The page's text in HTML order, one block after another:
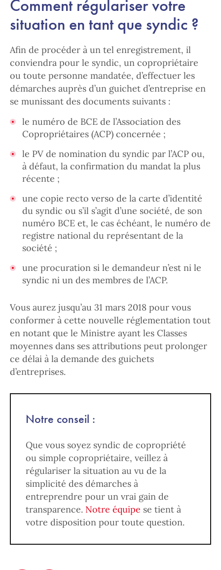
Comment régulariser votre
situation en tant que syndic ?
Afin de procéder à un tel enregistrement, il
conviendra pour le syndic, un copropriétaire
ou toute personne mandatée, d’effectuer les
démarches auprès d’un guichet d’entreprise en
se munissant des documents suivants :
le numéro de BCE de l’Association des
Copropriétaires (ACP) concernée ;
le PV de nomination du syndic par l’ACP ou,
à défaut, la confirmation du mandat la plus
récente ;
une copie recto verso de la carte d’identité
du syndic ou s’il s’agit d’une société, de son
numéro BCE et, le cas échéant, le numéro de
registre national du représentant de la
société ;
une procuration si le demandeur n’est ni le
syndic ni un des membres de l’ACP.
Vous aurez jusqu’au 31 mars 2018 pour vous
conformer à cette nouvelle réglementation tout
en notant que le Ministre ayant les Classes
moyennes dans ses attributions peut prolonger
ce délai à la demande des guichets
d’entreprises.
Notre conseil :
Que vous soyez syndic de copropriété
ou simple copropriétaire, veillez à
régulariser la situation au vu de la
simplicité des démarches à
entreprendre pour un vrai gain de
transparence. Notre équipe se tient à
votre disposition pour toute question.